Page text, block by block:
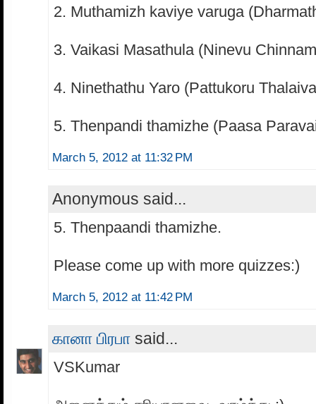
2. Muthamizh kaviye varuga
3. Vaikasi Masathula (Ninevu
4. Ninethathu Yaro (Pattukoru
5. Thenpandi thamizhe (Paasa
March 5, 2012 at 11:32 PM
Anonymous said...
5. Thenpaandi thamizhe.
Please come up with more quizzes:)
March 5, 2012 at 11:42 PM
கானா பிரபா said...
VSKumar